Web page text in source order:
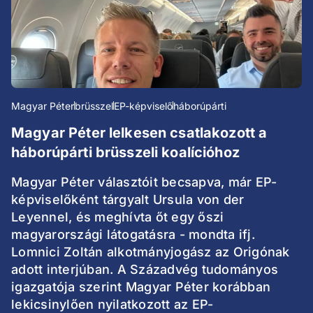
Magyar PéterbrüsszelEP-képviselőháborúpárti
Magyar Péter lelkesen csatlakozott a
háborúpárti brüsszeli koalícióhoz
Magyar Péter választóit becsapva, már EP-
képviselőként tárgyalt Ursula von der
Leyennel, és meghívta őt egy őszi
magyarországi látogatásra - mondta ifj.
Lomnici Zoltán alkotmányjogász az Origónak
adott interjúban. A Századvég tudományos
igazgatója szerint Magyar Péter korábban
lekicsinylően nyilatkozott az EP-